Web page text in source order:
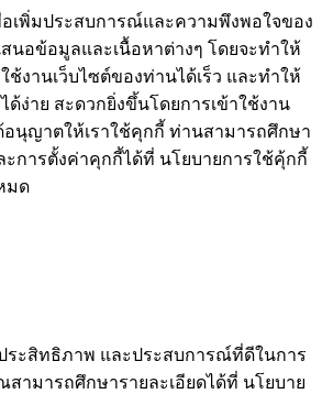
อเพิ่มประสบการณ์และความพึงพอใจของ
นอข้อมูลและเนื้อหาต่างๆ โดยจะทำให้
ช้งานเว็บไซต์ของท่านได้เร็ว และทำให้
ได้ง่าย สะดวกยิ่งขึ้นโดยการเข้าใช้งาน
อนุญาตให้เราใช้คุกกี้ ท่านสามารถศึกษา
ะการตั้งค่าคุกกี้ได้ที่ นโยบายการใช้คุ้กกี้
มด
ระสิทธิภาพ และประสบการณ์ที่ดีในการ
ามารถศึกษารายละเอียดได้ที่ นโยบาย